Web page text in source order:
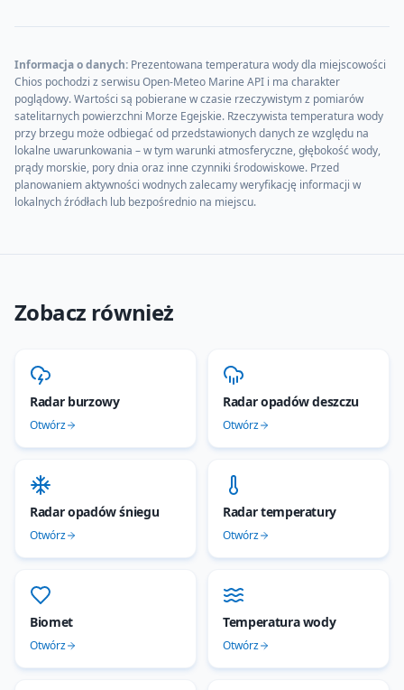
Informacja o danych: Prezentowana temperatura wody dla miejscowości
Chios pochodzi z serwisu Open-Meteo Marine API i ma charakter
poglądowy. Wartości są pobierane w czasie rzeczywistym z pomiarów
satelitarnych powierzchni Morze Egejskie. Rzeczywista temperatura wody
przy brzegu może odbiegać od przedstawionych danych ze względu na
lokalne uwarunkowania – w tym warunki atmosferyczne, głębokość wody,
prądy morskie, pory dnia oraz inne czynniki środowiskowe. Przed
planowaniem aktywności wodnych zalecamy weryfikację informacji w
lokalnych źródłach lub bezpośrednio na miejscu.
Zobacz również
Radar burzowy
Otwórz
Radar opadów deszczu
Otwórz
Radar opadów śniegu
Otwórz
Radar temperatury
Otwórz
Biomet
Otwórz
Temperatura wody
Otwórz